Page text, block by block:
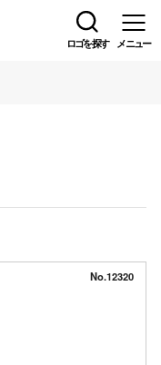
ロゴを探す メニュー
No.12320